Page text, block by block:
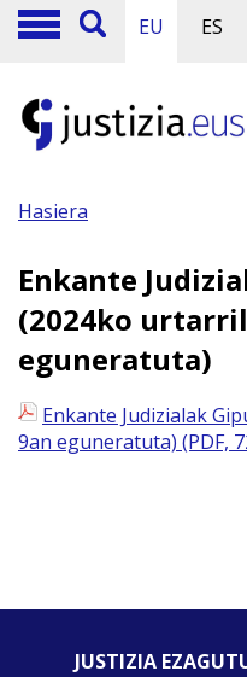
EU ES
Hasiera
Enkante
(2024ko
eguneratuta)
Enkante Judizialak
9an eguneratuta) (PDF,
JUSTIZIA